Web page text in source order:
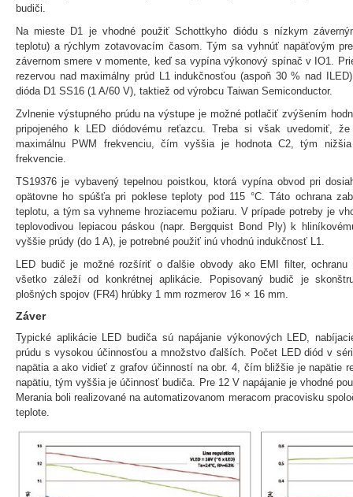
budiči.
Na mieste D1 je vhodné použiť Schottkyho diódu s nízkym
teplotu) a rýchlym zotavovacím časom. Tým sa vyhnúť napäťovým
závernom smere v momente, keď sa vypína výkonový spínač v IO1.
rezervou nad maximálny prúd L1 indukčnosťou (aspoň 30 % nad
dióda D1 SS16 (1 A/60 V), taktiež od výrobcu Taiwan Semiconductor.
Zvlnenie výstupného prúdu na výstupe je možné potlačiť zvýšením
pripojeného k LED diódovému reťazcu. Treba si však uvedomiť, že
maximálnu PWM frekvenciu, čím vyššia je hodnota C2, tým
frekvencie.
TS19376 je vybavený tepelnou poistkou, ktorá vypína obvod pri
opätovne ho spúšťa pri poklese teploty pod 115 °C. Táto ochrana
teplotu, a tým sa vyhneme hroziacemu požiaru. V prípade potreby je
teplovodivou lepiacou páskou (napr. Bergquist Bond Ply) k
vyššie prúdy (do 1 A), je potrebné použiť inú vhodnú indukčnosť L1.
LED budič je možné rozšíriť o ďalšie obvody ako EMI filter,
všetko záleží od konkrétnej aplikácie. Popisovaný budič je
plošných spojov (FR4) hrúbky 1 mm rozmerov 16 × 16 mm.
Záver
Typické aplikácie LED budiča sú napájanie výkonových LED,
prúdu s vysokou účinnosťou a množstvo ďalších. Počet LED diód v
napätia a ako vidieť z grafov účinností na obr. 4, čím bližšie je napätie
napätiu, tým vyššia je účinnosť budiča. Pre 12 V napájanie je vhodné
Merania boli realizované na automatizovanom meracom pracovisku
teplote.